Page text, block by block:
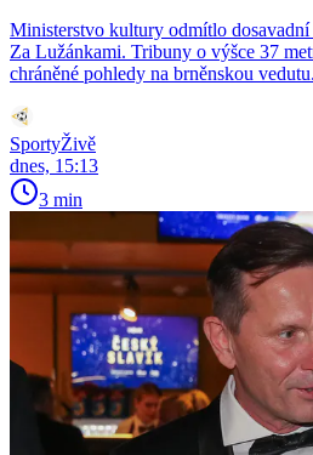
Ministerstvo kultury odmítlo
Za Lužánkami. Tribuny o výšce 37
chráněné pohledy na brněnskou vedutu.
SportyŽivě
dnes, 15:13
3 min